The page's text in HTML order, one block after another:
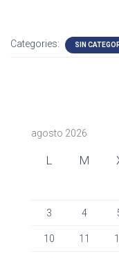
Categories: SIN
agosto 2026
L M
3 4
10 11